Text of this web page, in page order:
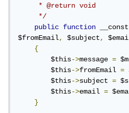
     * @return void
     */
public
function
$fromEmail, $subject,
{
        $this
->message =
        $this
->fromEmail =
        $this
->subject =
        $this
->email =
}